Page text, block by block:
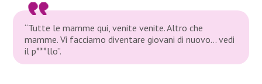
“Tutte le mamme qui, venite venite. Altro che
mamme. Vi facciamo diventare giovani di nuovo… vedi
il p***llo”.